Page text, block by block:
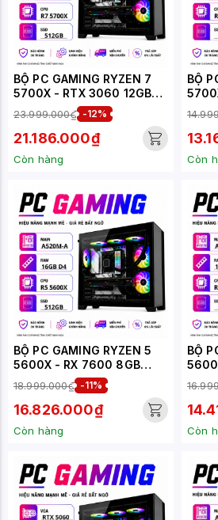
BỘ PC GAMING RYZEN 7
5700X - RTX 3060 12GB
(XUEPC210-G)
23.999.000₫ -12%
21.186.000₫
Còn hàng
BỘ
Còn
BỘ PC GAMING RYZEN 5
5600X - RX 7600 8GB
(XUEPC281-G)
18.999.000₫ -11%
16.826.000₫
Còn hàng
BỘ
Còn